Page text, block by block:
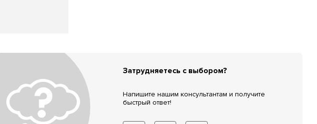
Затрудняетесь с выбором?
Напишите нашим консультантам и получите
быстрый ответ!